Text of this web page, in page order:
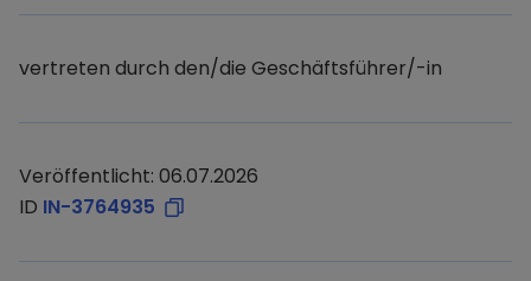
vertreten durch den/die Geschäftsführer/-in
Veröffentlicht: 06.07.2026
ID IN-3764935